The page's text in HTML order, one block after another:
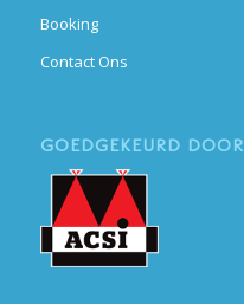
Booking
Contact Ons
GOEDGEKEURD DOOR